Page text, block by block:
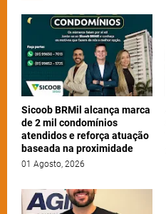
Sicoob BRMil alcança marca
de 2 mil condomínios
atendidos e reforça atuação
baseada na proximidade
01 Agosto, 2026